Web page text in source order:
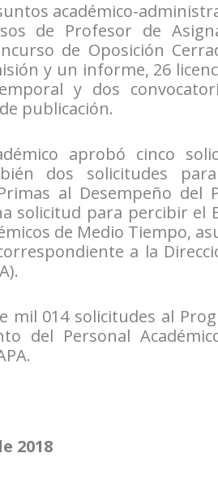
académico-
de Profesor de
de Oposición
y un informe, 26
y dos
publicación.
aprobó cinco
dos solicitudes
al Desempeño del
solicitud para percibir el
de Medio Tiempo,
a la
mil 014 solicitudes al
del Personal
2018